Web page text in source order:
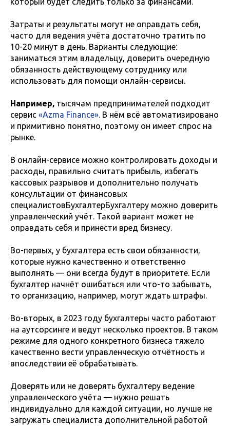
Затраты и результаты могут не оправдать себя,
часто для ведения учёта достаточно тратить по
10-20 минут в день. Варианты следующие:
заниматься этим владельцу, доверить очередную
обязанность действующему сотруднику или
использовать для помощи онлайн-сервисы.
Например, тысячам предпринимателей подходит
сервис «Azma Finance». В нём всё автоматизировано
и примитивно понятно, поэтому он имеет спрос на
рынке.
В онлайн-сервисе можно контролировать доходы и
расходы, правильно считать прибыль, избегать
кассовых разрывов и дополнительно получать
консультации от финансовых
специалистовБухгалтерБухгалтеру можно доверить
управленческий учёт. Такой вариант может не
оправдать себя и принести вред бизнесу.
Во-первых, у бухгалтера есть свои обязанности,
которые нужно качественно и ответственно
выполнять — они всегда будут в приоритете. Если
бухгалтер начнёт ошибаться или что-то забывать,
то организацию, например, могут ждать штрафы.
Во-вторых, в 2023 году бухгалтеры часто работают
на аутсорсинге и ведут несколько проектов. В таком
режиме для одного конкретного бизнеса тяжело
качественно вести управленческую отчётность и
впоследствии её обрабатывать.
Доверять или не доверять бухгалтеру ведение
управленческого учёта — нужно решать
индивидуально для каждой ситуации, но лучше не
загружать специалиста дополнительной работой